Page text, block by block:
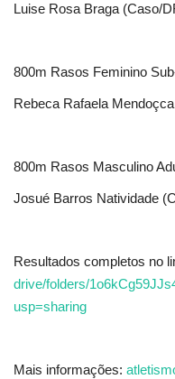
Luise Rosa Braga (Caso/
800m Rasos Feminino
Rebeca Rafaela
800m Rasos Masculino
Josué Barros Natividade
Resultados completos no
drive/folders/
usp=sharing
Mais informações: